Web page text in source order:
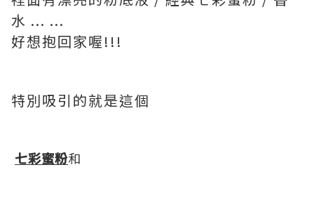
水 ... ...
好想抱回家喔!!!
特別吸引的就是這個
七彩蜜粉和